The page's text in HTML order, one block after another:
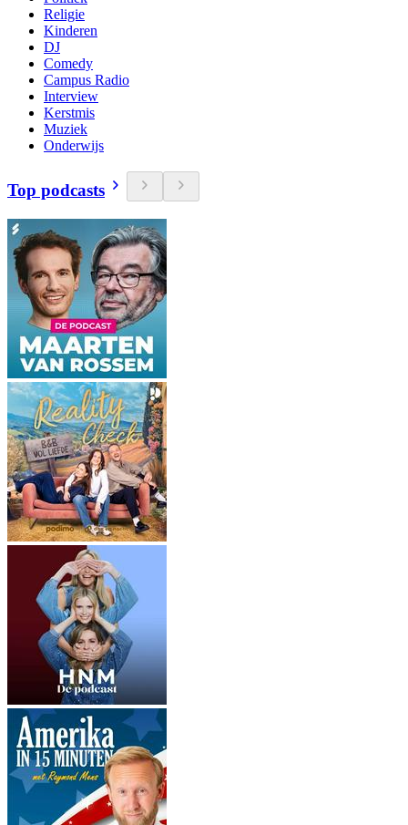
Religie
Kinderen
DJ
Comedy
Campus Radio
Interview
Kerstmis
Muziek
Onderwijs
Top podcasts